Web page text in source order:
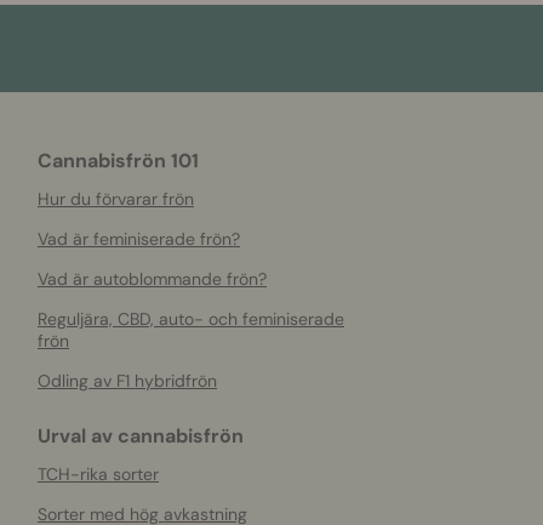
Cannabisfrön 101
Hur du förvarar frön
Vad är feminiserade frön?
Vad är autoblommande frön?
Reguljära, CBD, auto- och feminiserade
frön
Odling av F1 hybridfrön
Urval av cannabisfrön
TCH-rika sorter
Sorter med hög avkastning